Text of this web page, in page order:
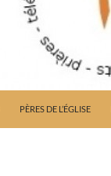
PÈRES DE L’ÉGLISE